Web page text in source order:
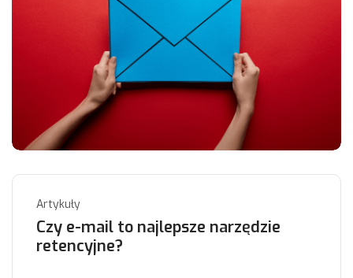
Artykuły
Czy e-mail to najlepsze narzędzie
retencyjne?